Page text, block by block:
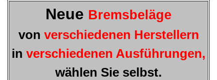
Neue Bremsbeläge
von verschiedenen Herstellern
in verschiedenen Ausführungen,
wählen Sie selbst.